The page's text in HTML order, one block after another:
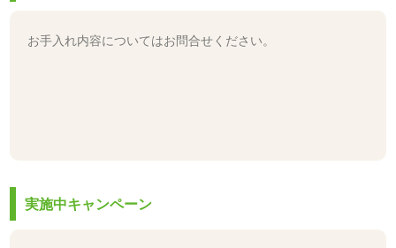
お手入れ内容についてはお問合せください。
実施中キャンペーン